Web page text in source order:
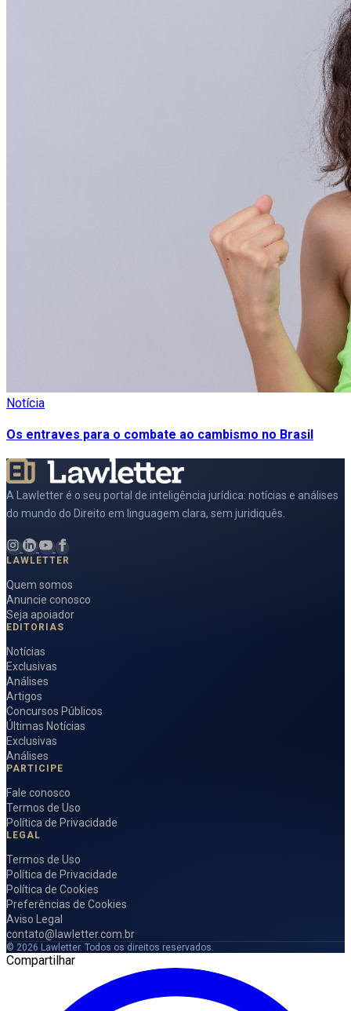
Notícia
Os entraves para o combate ao cambismo no Brasil
A Lawletter é o seu portal de inteligência jurídica: notícias e análises
do mundo do Direito em linguagem clara, sem juridiquês.
LAWLETTER
Quem somos
Anuncie conosco
Seja apoiador
EDITORIAS
Notícias
Exclusivas
Análises
Artigos
Concursos Públicos
Últimas Notícias
Exclusivas
Análises
PARTICIPE
Fale conosco
Termos de Uso
Política de Privacidade
LEGAL
Termos de Uso
Política de Privacidade
Política de Cookies
Preferências de Cookies
Aviso Legal
contato@lawletter.com.br
© 2026 Lawletter. Todos os direitos reservados.
Compartilhar